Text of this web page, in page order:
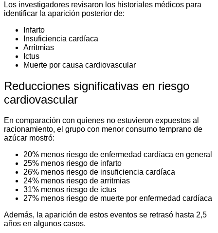
Los investigadores revisaron los historiales médicos para
identificar la aparición posterior de:
Infarto
Insuficiencia cardíaca
Arritmias
Ictus
Muerte por causa cardiovascular
Reducciones significativas en riesgo
cardiovascular
En comparación con quienes no estuvieron expuestos al
racionamiento, el grupo con menor consumo temprano de
azúcar mostró:
20% menos riesgo de enfermedad cardíaca en general
25% menos riesgo de infarto
26% menos riesgo de insuficiencia cardíaca
24% menos riesgo de arritmias
31% menos riesgo de ictus
27% menos riesgo de muerte por enfermedad cardíaca
Además, la aparición de estos eventos se retrasó hasta 2,5
años en algunos casos.